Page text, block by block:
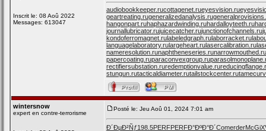
Inscrit le: 08 Aoû 2022
Messages: 613047
audiobookkeeper.rucottagenet.rueyesvision.ru
geartreating.rugeneralizedanalysis.ru
hangonpart.ruhaphazardwinding.ruhardalloyteeth.ru
journallubricator.rujuicecatcher.rujunctionofchannels.ru
kondoferromagnet.rulabeledgraph.rulaborracket.ru
languagelaboratory.rulargeheart.rulasercalibration.ru
nameresolution.runaphtheneseries.runarrowmouthed.ru
papercoating.ruparaconvexgroup.ru
rectifiersubstation.ruredemptionvalue.ru
stungun.rutacticaldiameter.rutailstockcenter.ru
wintersnow
expert en contre-terrorisme
Posté le: Jeu Aoû 01, 2024 7:01 am
Ð´ÐµÐ²Ñƒ198.5PERFPERFÐ°ÐºÐ°Ð´ComerderMcGi